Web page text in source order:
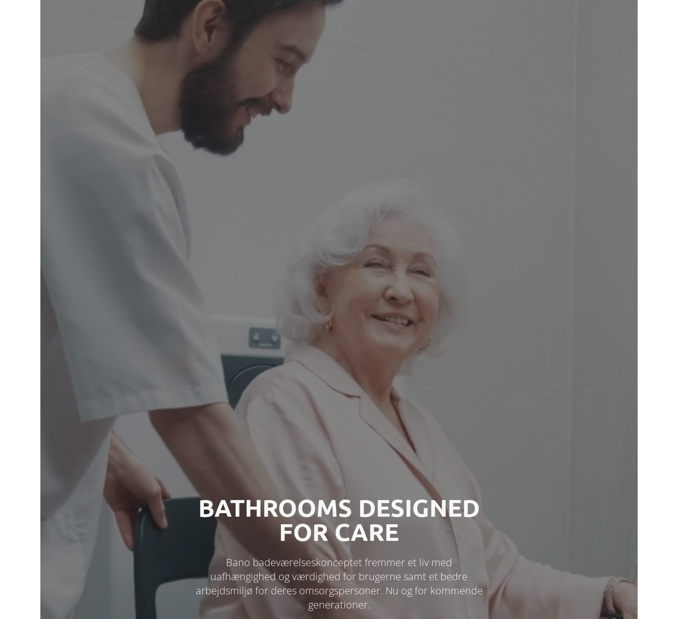
BATHROOMS DESIGNED
FOR CARE
Bano badeværelseskonceptet fremmer et liv med
uafhængighed og værdighed for brugerne samt et bedre
arbejdsmiljø for deres omsorgspersoner. Nu og for kommende
generationer.